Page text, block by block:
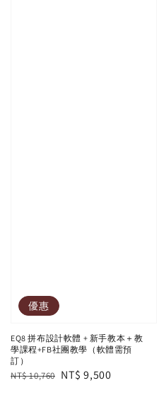
優惠
EQ8 拼布設計軟體 + 新手教本＋教
學課程+FB社團教學（軟體需預
訂）
Regular
NT$ 10,760 Sale
NT$ 9,500